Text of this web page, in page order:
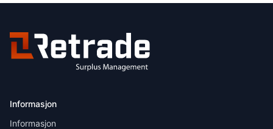
Informasjon
Informasjon